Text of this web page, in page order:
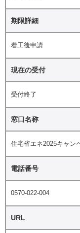
期限詳細
着工後申請
現在の受付
受付終了
窓口名称
住宅省エネ2025キャン
電話番号
0570-022-004
URL